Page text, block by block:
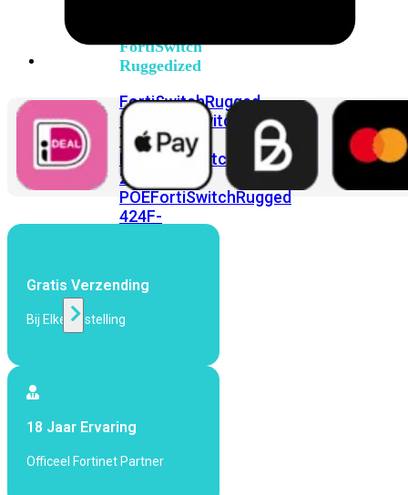
FortiSwitch
Ruggedized
FortiSwitchRugged
108F
FortiSwitchRugged
112F-
POE FortiSwitchRugged
216F-
POEFortiSwitchRugged
424F-
WiFi
Wi-
Fi
Gratis Verzending
Bij Elke Bestelling
18 Jaar Ervaring
Officeel Fortinet Partner